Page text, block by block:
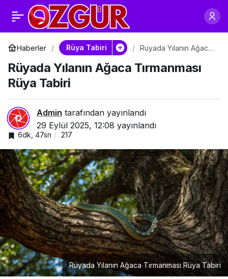
Haberler Rüya Tabiri
Rüyada Yılanın Ağaca
Tabiri
Rüyada Yılanın Ağaca Tırmanması
Rüya Tabiri
Admin tarafından yayınlandı
29 Eylül 2025, 12:08 yayınlandı
6dk, 47sn 217
Rüyada Yılanın Ağaca Tırmanması Rüya Tabiri
Rüyada Yılanın Hasta
Olması Rüya Tabiri
Paylaş